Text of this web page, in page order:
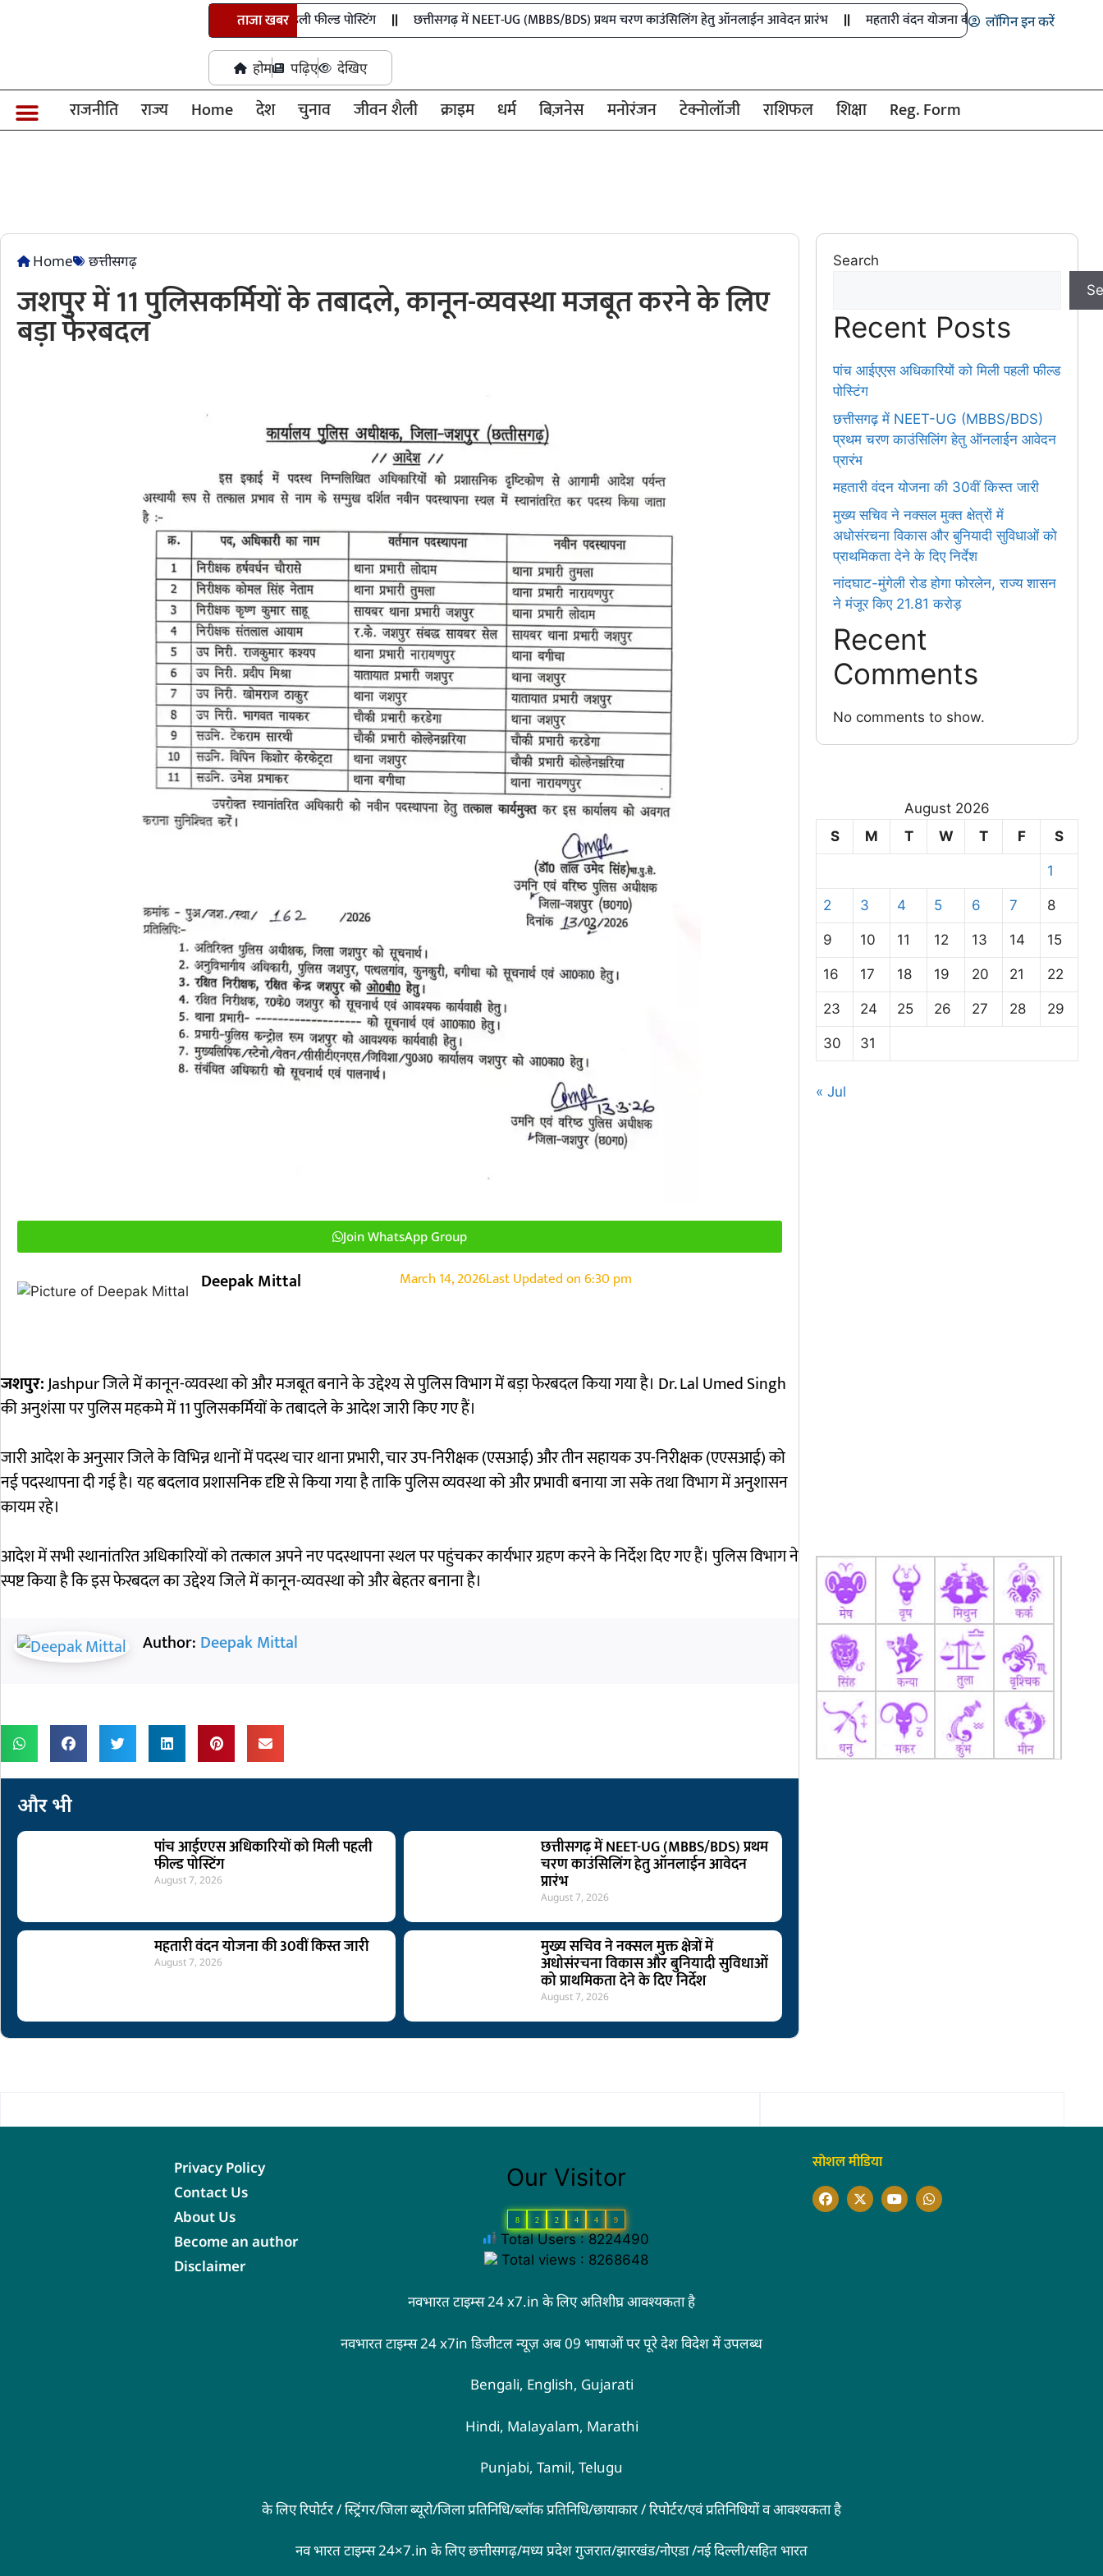
ताजा खबर
पांच आईएएस अधिकारियों को मिली पहली फील्ड पोस्टिंग छत्तीसगढ़ में NEET-UG (MBBS/BDS) प्रथम चरण काउंसिलिंग हेतु ऑनलाईन आवेदन प्रारंभ महतारी वंदन योजना की 30वीं किस्त जारी
लॉगिन इन करें
होम पढ़िए देखिए
राजनीति राज्य Home देश चुनाव जीवन शैली क्राइम धर्म बिज़नेस मनोरंजन टेक्नोलॉजी राशिफल शिक्षा Reg. Form
Home छत्तीसगढ़
जशपुर में 11 पुलिसकर्मियों के तबादले, कानून-व्यवस्था मजबूत करने के लिए
बड़ा फेरबदल
Join WhatsApp Group
Deepak Mittal March 14, 2026Last Updated on6:30 pm
जशपुर:Jashpurजिले में कानून-व्यवस्था को और मजबूत बनाने के उद्देश्य से पुलिस विभाग में बड़ा फेरबदल किया गया है। Dr. Lal Umed Singh
की अनुशंसा पर पुलिस महकमे में 11 पुलिसकर्मियों के तबादले के आदेश जारी किए गए हैं।
जारी आदेश के अनुसार जिले के विभिन्न थानों में पदस्थ चार थाना प्रभारी, चार उप-निरीक्षक (एसआई) और तीन सहायक उप-निरीक्षक (एएसआई) को
नई पदस्थापना दी गई है। यह बदलाव प्रशासनिक दृष्टि से किया गया है ताकि पुलिस व्यवस्था को और प्रभावी बनाया जा सके तथा विभाग में अनुशासन
कायम रहे।
आदेश में सभी स्थानांतरित अधिकारियों को तत्काल अपने नए पदस्थापना स्थल पर पहुंचकर कार्यभार ग्रहण करने के निर्देश दिए गए हैं। पुलिस विभाग ने
स्पष्ट किया है कि इस फेरबदल का उद्देश्य जिले में कानून-व्यवस्था को और बेहतर बनाना है।
Author: Deepak Mittal
और भी
पांच आईएएस अधिकारियों को मिली पहली
फील्ड पोस्टिंग
August 7, 2026
छत्तीसगढ़ में NEET-UG (MBBS/BDS) प्रथम
चरण काउंसिलिंग हेतु ऑनलाईन आवेदन
प्रारंभ
August 7, 2026
महतारी वंदन योजना की 30वीं किस्त जारी
August 7, 2026
मुख्य सचिव ने नक्सल मुक्त क्षेत्रों में
अधोसंरचना विकास और बुनियादी सुविधाओं
को प्राथमिकता देने के दिए निर्देश
August 7, 2026
Search
Recent Posts
पांच आईएएस अधिकारियों को मिली पहली फील्ड
पोस्टिंग
छत्तीसगढ़ में NEET-UG (MBBS/BDS)
प्रथम चरण काउंसिलिंग हेतु ऑनलाईन आवेदन
प्रारंभ
महतारी वंदन योजना की 30वीं किस्त जारी
मुख्य सचिव ने नक्सल मुक्त क्षेत्रों में
अधोसंरचना विकास और बुनियादी सुविधाओं को
प्राथमिकता देने के दिए निर्देश
नांदघाट-मुंगेली रोड होगा फोरलेन, राज्य शासन
ने मंजूर किए 21.81 करोड़
Recent
Comments
No comments to show.
August 2026
S
M T W T F S
1
2 3 4 5 6 7 8
9 10 11 12 13 14 15
16 17 18 19 20 21 22
23 24 25 26 27 28 29
30 31
« Jul
Privacy Policy
Contact Us
About Us
Become an author
Disclaimer
Our Visitor
8 2 2 4 4 9
Total Users : 8224490
Total views : 8268648
सोशल मीडिया
नवभारत टाइम्स 24 x7.in के लिए अतिशीघ्र आवश्यकता है
नवभारत टाइम्स 24 x7in डिजीटल न्यूज़ अब 09 भाषाओं पर पूरे देश विदेश में उपलब्ध
Bengali, English, Gujarati
Hindi, Malayalam, Marathi
Punjabi, Tamil, Telugu
के लिए रिपोर्टर / स्ट्रिंगर/जिला ब्यूरो/जिला प्रतिनिधि/ब्लॉक प्रतिनिधि/छायाकार / रिपोर्टर/एवं प्रतिनिधियों व आवश्यकता है
नव भारत टाइम्स 24×7.in के लिए छत्तीसगढ़/मध्य प्रदेश गुजरात/झारखंड/नोएडा /नई दिल्ली/सहित भारत